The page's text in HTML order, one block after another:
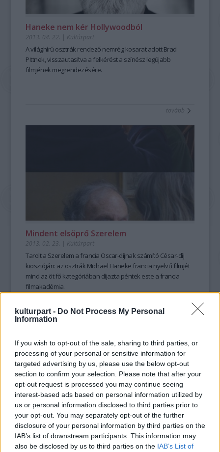
kulturpart - Do Not Process My Personal
Information
If you wish to opt-out of the sale, sharing to third parties, or
processing of your personal or sensitive information for
targeted advertising by us, please use the below opt-out
section to confirm your selection. Please note that after your
opt-out request is processed you may continue seeing
interest-based ads based on personal information utilized by
us or personal information disclosed to third parties prior to
your opt-out. You may separately opt-out of the further
disclosure of your personal information by third parties on the
IAB’s list of downstream participants. This information may
also be disclosed by us to third parties on the IAB’s List of
Haneke nem kér Hollywoodból
2013. 04. 22. | Kultúrpart
A világhírű osztrák rendező nemrég kosarat adottBrad
Pittnek,visszautasítva a felkérést a színész legújabb
filmjének megrendezésére.
tovább
Mindent elsöprő Szerelem
2013. 02. 23. | Kultúrpart
Tarolt a Szerelem a francia Oscar-díjnak számító César-díj
kiosztóján: az osztrák Michael Haneke francia nyelvű filmjét
mind az öt fő kategóriában díjazta péntek este a francia
filmakadémia.
Mindent Michael Hanekéről
2013. 02. 05.|Kultúrpart